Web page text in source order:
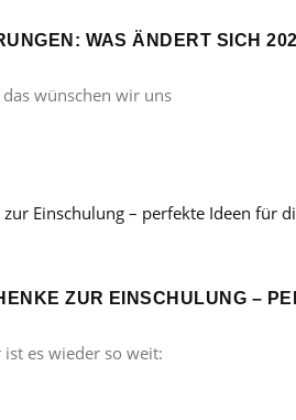
WAS ÄNDERT SICH
das wünschen wir uns
ZUR EINSCHULUNG –
es wieder so weit: